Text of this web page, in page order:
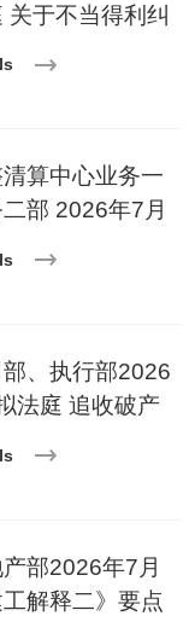
关于不当得利纠
算中心业务一
部 2026年7月
、执行部2026
法庭 追收破产
部2026年7月
解释二》要点